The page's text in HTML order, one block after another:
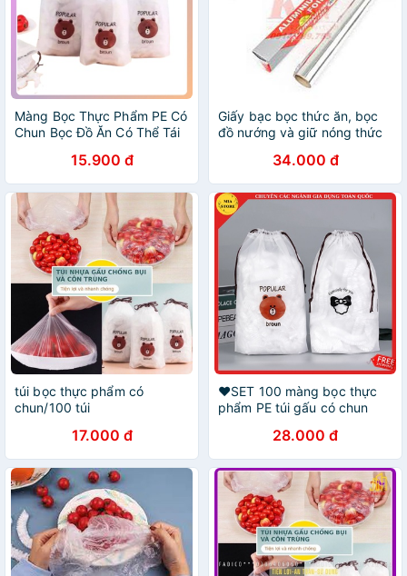
Màng Bọc Thực Phẩm PE Có
Chun Bọc Đồ Ăn Có Thể Tái
Thực Phẩm Đa Năng
15.900 đ
Giấy bạc bọc thức ăn, bọc
đồ nướng và giữ nóng thức
34.000 đ
túi bọc thực phẩm có
chun/100 túi
17.000 đ
❤️SET 100 màng bọc thực
phẩm PE túi gấu có chun
28.000 đ